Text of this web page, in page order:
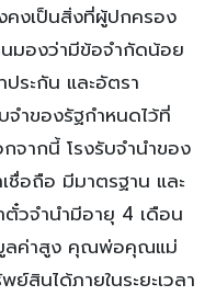
คงเป็นสิ่งที่ผู้ปกครอง
นมองว่ามีข้อจำกัดน้อย
ระกัน และอัตรา
จำของรัฐกำหนดไว้ที่
จากนี้ โรงรับจำนำของ
ชื่อถือ มีมาตรฐาน และ
วจำนำมีอายุ 4 เดือน
ลค่าสูง คุณพ่อคุณแม่
ย์สินได้ภายในระยะเวลา